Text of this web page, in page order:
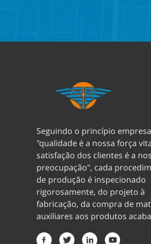
Seguindo o princípio
"qualidade é a nossa força
satisfação dos clientes é a
preocupação", cada
de produção é inspecionado
rigorosamente, do projeto à
fabricação, da compra de
auxiliares aos produtos